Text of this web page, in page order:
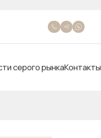
серого рынкаКонтакты